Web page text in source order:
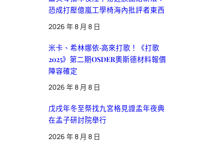
恐成打壓億嵐工學椅海內批評者東西
2026 年 8 月 8 日
米卡、希林娜依·高來打歌！《打歌
2025》第二期OSDER奧斯德材料報價
陣容確定
2026 年 8 月 8 日
戊戌年冬至祭找九宮格見證孟年夜典
在孟子研討院舉行
2026 年 8 月 8 日